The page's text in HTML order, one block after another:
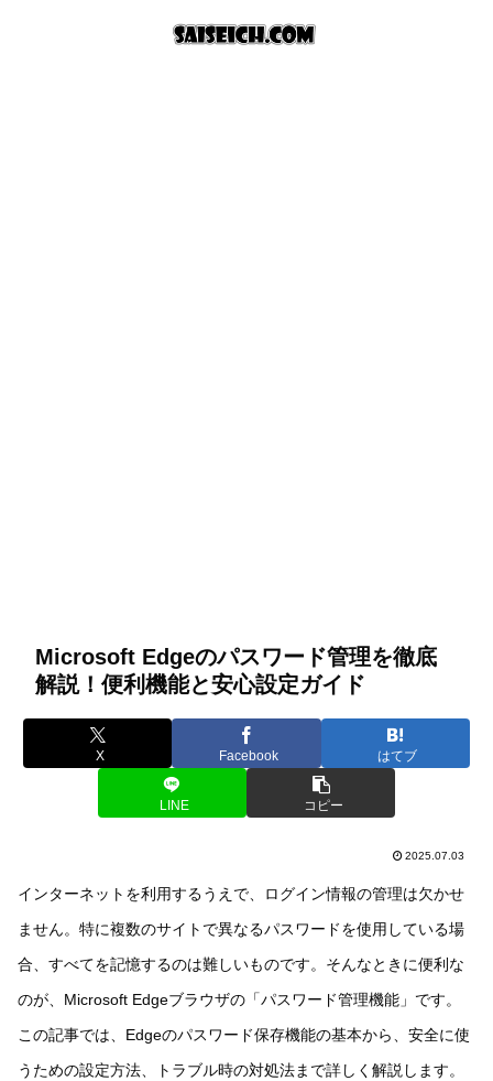
Microsoft Edgeのパスワード管理を徹底
解説！便利機能と安心設定ガイド
X Facebook はてブ
LINE コピー
2025.07.03
インターネットを利用するうえで、ログイン情報の管理は欠かせ
ません。特に複数のサイトで異なるパスワードを使用している場
合、すべてを記憶するのは難しいものです。そんなときに便利な
のが、Microsoft Edgeブラウザの「パスワード管理機能」です。
この記事では、Edgeのパスワード保存機能の基本から、安全に使
うための設定方法、トラブル時の対処法まで詳しく解説します。